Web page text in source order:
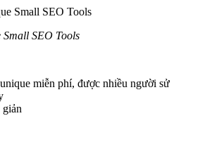
SEO Tools
miễn phí, được nhiều người sử
giản